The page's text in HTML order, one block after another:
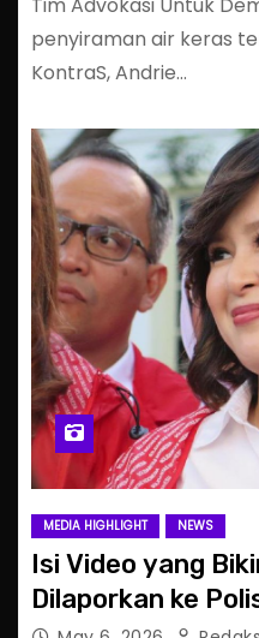
penyiraman air keras
KontraS, Andrie…
MEDIA HIGHLIGHT NEWS
Isi Video yang
Dilaporkan ke